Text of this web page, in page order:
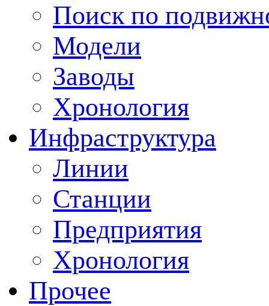
Поиск по
Модели
Заводы
Хронология
Инфраструктура
Линии
Станции
Предприятия
Хронология
Прочее